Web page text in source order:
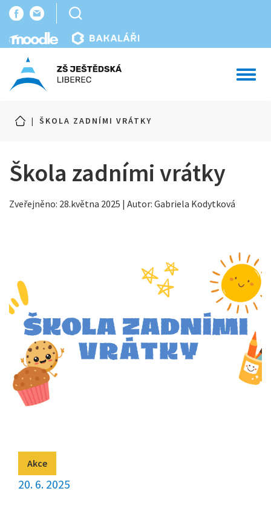
| ŠKOLA ZADNÍMI VRÁTKY
Škola zadními vrátky
Zveřejněno: 28.května 2025 | Autor: Gabriela Kodytková
Akce
20. 6. 2025